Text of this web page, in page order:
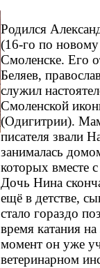
Родился
(16-го по
Смоленске. Его
Беляев,
служил
Смоленской
(Одигитрии).
писателя звали
занималась
которых вместе
Дочь Нина
ещё в детстве,
стало гораздо
время катания
момент он уже
ветеринарном